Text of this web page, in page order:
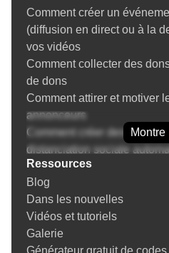
Créer des événements
d'événements
Abonnements de saison /
Forfaits / Forfaits
Mise en place Groupe /
Occupation double / Billets
Événements sur plusieurs
Gestionnaire de Questions
acheteurs)
Intégration du processeur
Intégration PayPal
Zelle, Venmo, virement
espèces, autres méthodes
PDV (point de vente) :
Comment créer un
(diffusion en direct ou à la
vos vidéos
Comment collecter des
de dons
Comment attirer et motiver
annonceurs
Comment créer des
distanciation sociale
Tout sur les abonnements
abonnements pour les
configuration, vente,
Tout sur la vente et
Comment configurer une
Montre
Ressources
Blog
Dans les nouvelles
Vidéos et tutoriels
Galerie